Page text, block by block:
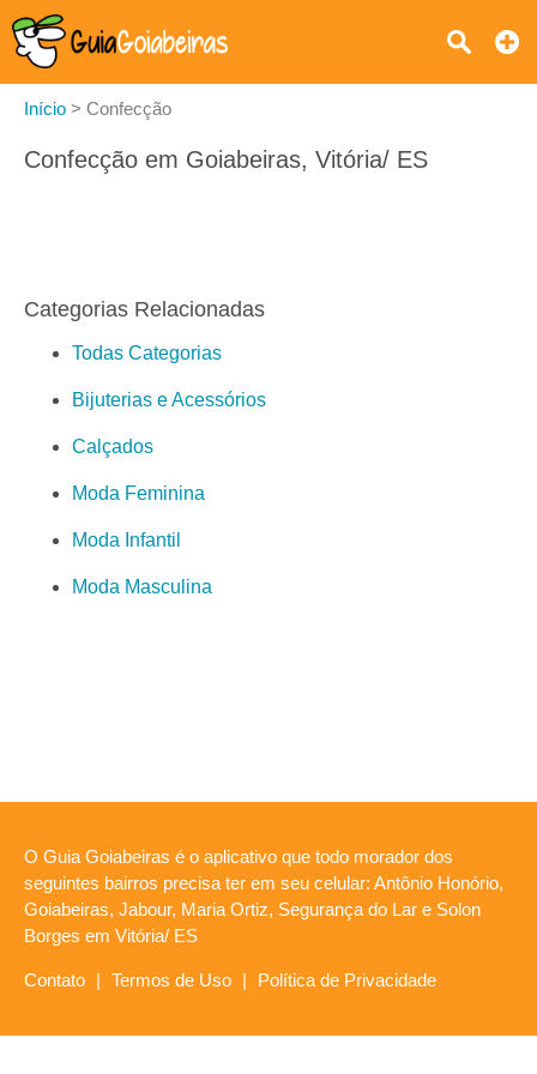
Início > Confecção
Confecção em Goiabeiras, Vitória/ ES
Categorias Relacionadas
Todas Categorias
Bijuterias e Acessórios
Calçados
Moda Feminina
Moda Infantil
Moda Masculina
O Guia Goiabeiras é o aplicativo que todo morador dos
seguintes bairros precisa ter em seu celular: Antônio Honório,
Goiabeiras, Jabour, Maria Ortiz, Segurança do Lar e Solon
Borges em Vitória/ ES
Contato | Termos de Uso | Política de Privacidade